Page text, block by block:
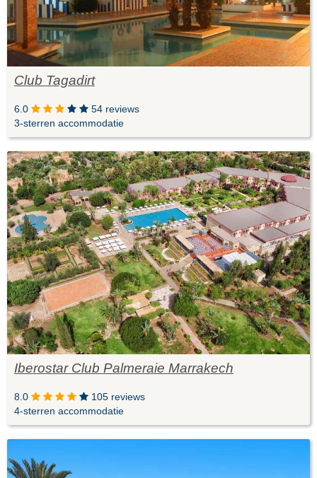
Club Tagadirt
6.0
54 reviews
3-sterren accommodatie
Iberostar Club Palmeraie Marrakech
8.0
105 reviews
4-sterren accommodatie